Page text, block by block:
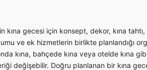
kına gecesi için konsept, dekor, kına tahtı,
ve ek hizmetlerin birlikte planlandığı
kına, bahçede kına veya otelde kına
değişebilir. Doğru planlanan bir kına